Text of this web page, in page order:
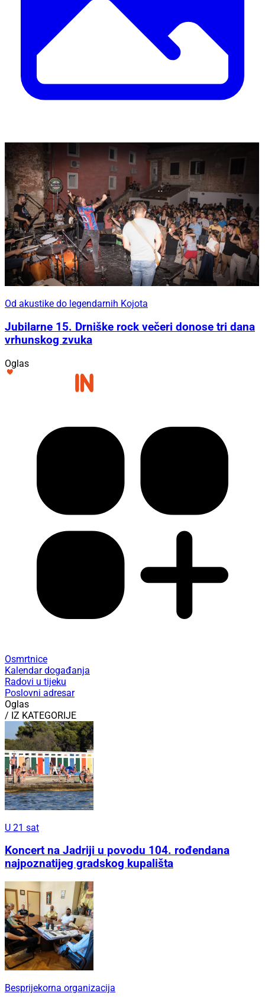
Od akustike do legendarnih Kojota
Jubilarne 15. Drniške rock večeri donose tri dana
vrhunskog zvuka
Oglas
Osmrtnice
Kalendar događanja
Radovi u tijeku
Poslovni adresar
Oglas
/ IZ KATEGORIJE
U 21 sat
Koncert na Jadriji u povodu 104. rođendana
najpoznatijeg gradskog kupališta
Besprijekorna organizacija